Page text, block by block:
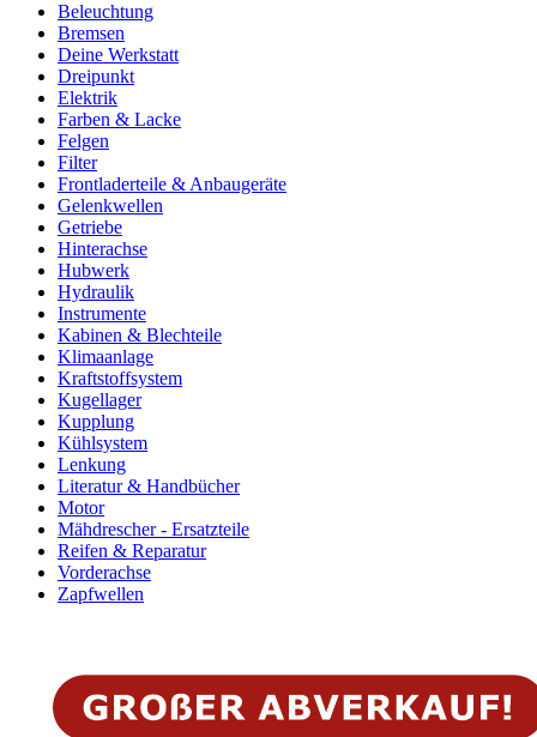
Beleuchtung
Bremsen
Deine Werkstatt
Dreipunkt
Elektrik
Farben & Lacke
Felgen
Filter
Frontladerteile & Anbaugeräte
Gelenkwellen
Getriebe
Hinterachse
Hubwerk
Hydraulik
Instrumente
Kabinen & Blechteile
Klimaanlage
Kraftstoffsystem
Kugellager
Kupplung
Kühlsystem
Lenkung
Literatur & Handbücher
Motor
Mähdrescher - Ersatzteile
Reifen & Reparatur
Vorderachse
Zapfwellen